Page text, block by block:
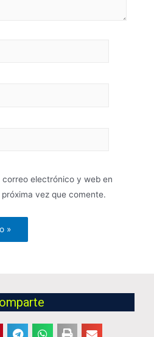
correo electrónico y web en
vez que comente.